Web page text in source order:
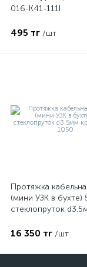
016-K41-111I
495 тг /шт
Протяжка
(мини УЗК в бухте)
стеклопруток
16 350 тг /шт